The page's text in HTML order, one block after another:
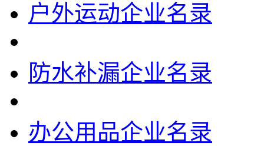
户外运动企业名录
防水补漏企业名录
办公用品企业名录